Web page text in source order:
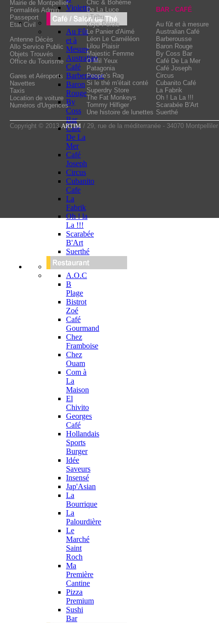
Violette
Au Fût
et à
Mesure
Australian
Café
Barberousse
Baron
Rouge
By
Coss
Bar
Cafe
De La
Mer
Café
Joseph
Circus
Cubanito
Cafe
La
Fabrik
Oh ! la
La !!!
Scarabée
B'Art
Suerthé
A.O.C
B
Plage
Bistrot
Zoé
Café
Gourmand
Chez
Framboise
Chez
Ouam
Com à
La
Maison
El
Chivito
Georges
Café
Hollandais
Sports
Burger
Idée
Saveurs
Insensé
Jap'Asian
La
Bourrique
La
Palourdière
Le
Marché
Saint
Roch
Ma
Première
Cantine
Pizza
Premium
Sushi
Bar
BAR - CAFÉ
Au fût et à mesure
Australian Café
Barberousse
Baron Rouge
By Coss Bar
Café De La Mer
Café Joseph
Circus
Cubanito Café
La Fabrik
Oh ! La La !!!
Scarabée B'Art
Suerthé
Mairie de Montpellier
Formalités Admin
Passeport
Etat Civil
Antenne Décès
Allo Service Public
Objets Trouvés
Office du Tourisme
Gares et Aéroports
Navettes
Taxis
Location de voiture
Numéros d'Urgences
Copyright © 2013ARTIM / 29, rue de la méditerranée - 34070 Montpelliler
Chic & Bohème
De La Luce
i Tribu
Krys Pérols
Le Panier d'Aimé
Léon Le Caméléon
Lilou Plaisir
Majestic Femme
O Mil Yeux
Patagonia
People's Rag
Si le thé m'était conté
Superdry Store
The Fat Monkeys
Tommy Hilfiger
Une histoire de lunettes